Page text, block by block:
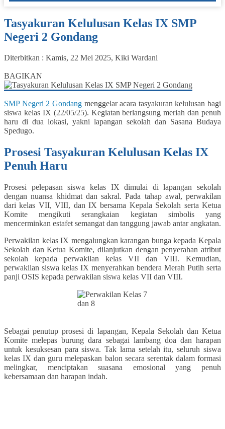
Tasyakuran Kelulusan Kelas IX SMP
Negeri 2 Gondang
Diterbitkan : Kamis, 22 Mei 2025, Kiki Wardani
BAGIKAN
SMP Negeri 2 Gondangmenggelar acara tasyakuran kelulusan bagi
siswa kelas IX (22/05/25). Kegiatan berlangsung meriah dan penuh
haru di dua lokasi, yakni lapangan sekolah dan Sasana Budaya
Spedugo.
Prosesi Tasyakuran Kelulusan Kelas IX
Penuh Haru
Prosesi pelepasan siswa kelas IX dimulai di lapangan sekolah
dengan nuansa khidmat dan sakral. Pada tahap awal, perwakilan
dari kelas VII, VIII, dan IX bersama Kepala Sekolah serta Ketua
Komite mengikuti serangkaian kegiatan simbolis yang
mencerminkan estafet semangat dan tanggung jawab antar angkatan.
Perwakilan kelas IX mengalungkan karangan bunga kepada Kepala
Sekolah dan Ketua Komite, dilanjutkan dengan penyerahan atribut
sekolah kepada perwakilan kelas VII dan VIII. Kemudian,
perwakilan siswa kelas IX menyerahkan bendera Merah Putih serta
panji OSIS kepada perwakilan siswa kelas VII dan VIII.
Sebagai penutup prosesi di lapangan, Kepala Sekolah dan Ketua
Komite melepas burung dara sebagai lambang doa dan harapan
untuk kesuksesan para siswa. Tak lama setelah itu, seluruh siswa
kelas IX dan guru melepaskan balon secara serentak dalam formasi
melingkar, menciptakan suasana emosional yang penuh
kebersamaan dan harapan indah.